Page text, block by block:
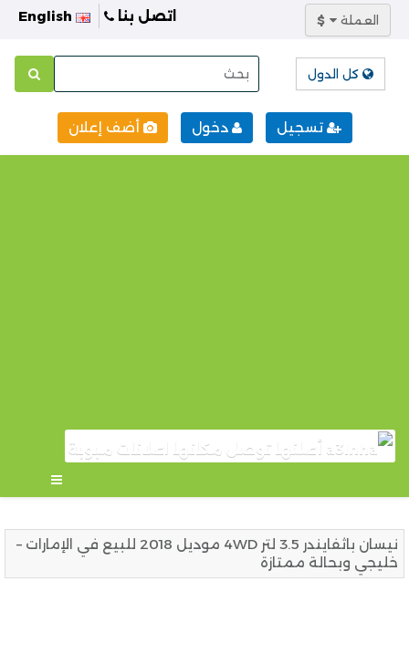
$ العملة اتصل بنا
كل الدول
تسجيل دخول أضف إعلان
نيسان باثفايندر 3.5 لتر 4WD موديل 2018 للبيع في الإمارات –
خليجي وبحالة ممتازة